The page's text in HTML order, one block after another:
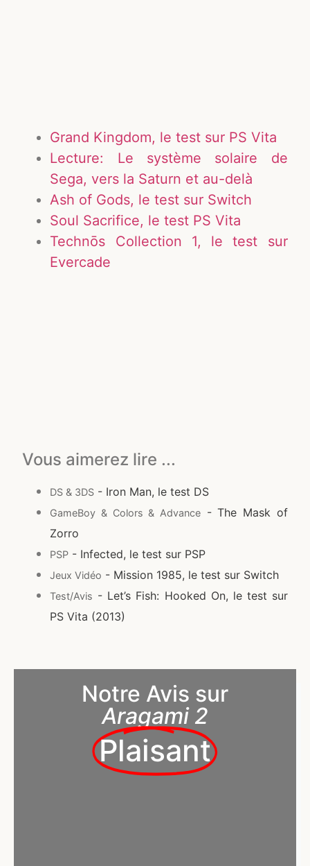
Grand Kingdom, le test sur PS Vita
Lecture: Le système solaire de
Sega, vers la Saturn et au-delà
Ash of Gods, le test sur Switch
Soul Sacrifice, le test PS Vita
Technōs Collection 1, le test sur
Evercade
Vous aimerez lire ...
DS & 3DS - Iron Man, le test DS
GameBoy & Colors & Advance - The Mask of
Zorro
PSP - Infected, le test sur PSP
Jeux Vidéo - Mission 1985, le test sur Switch
Test/Avis - Let’s Fish: Hooked On, le test sur
PS Vita (2013)
Notre Avis sur
Aragami 2
Plaisant